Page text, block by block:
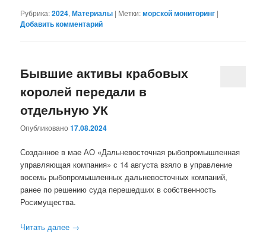
Рубрика:2024,Материалы | Метки:морской мониторинг |
Добавить комментарий
Бывшие активы крабовых
королей передали в
отдельную УК
Опубликовано17.08.2024
Созданное в мае АО «Дальневосточная рыбопромышленная
управляющая компания» с 14 августа взяло в управление
восемь рыбопромышленных дальневосточных компаний,
ранее по решению суда перешедших в собственность
Росимущества.
Читать далее →